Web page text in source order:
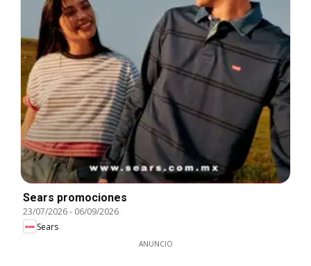
Sears promociones
23/07/2026- 06/09/2026
Sears
ANUNCIO